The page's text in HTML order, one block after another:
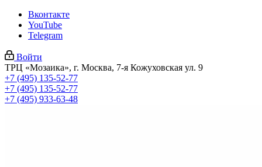
Вконтакте
YouTube
Telegram
Войти
ТРЦ «Мозаика», г. Москва, 7-я Кожуховская ул. 9
+7 (495) 135-52-77
+7 (495) 135-52-77
+7 (495) 933-63-48